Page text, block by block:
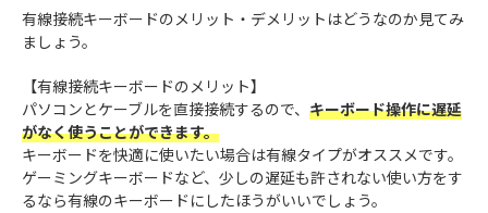
有線接続キーボードのメリット・デメリットはどうなのか見てみ
ましょう。
【有線接続キーボードのメリット】
パソコンとケーブルを直接接続するので、 キーボード操作に遅延
がなく使うことができます。
キーボードを快適に使いたい場合は有線タイプがオススメです。
ゲーミングキーボードなど、少しの遅延も許されない使い方をす
るなら有線のキーボードにしたほうがいいでしょう。